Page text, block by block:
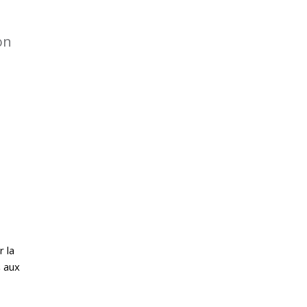
la
aux